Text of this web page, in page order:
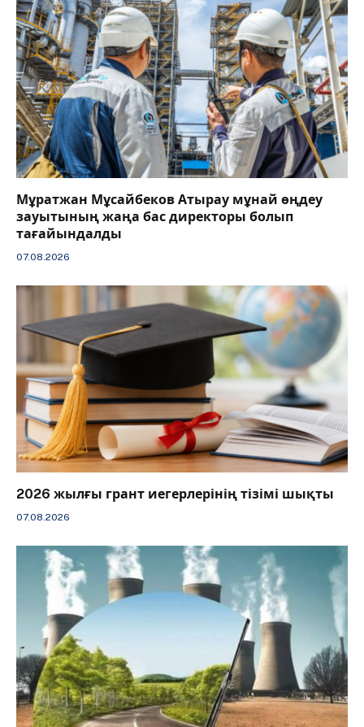
Мұратжан Мұсайбеков Атырау мұнай өңдеу
зауытының жаңа бас директоры болып
тағайындалды
07.08.2026
2026 жылғы грант иегерлерінің тізімі шықты
07.08.2026